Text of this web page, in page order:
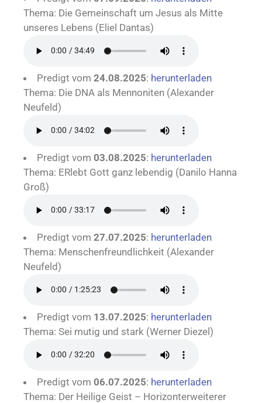
Thema: Die Gemeinschaft um Jesus als Mitte
unseres Lebens (Eliel Dantas)
Predigt vom 24.08.2025: herunterladen
Thema: Die DNA als Mennoniten (Alexander
Neufeld)
Predigt vom 03.08.2025: herunterladen
Thema: ERlebt Gott ganz lebendig (Danilo Hanna
Groß)
Predigt vom 27.07.2025: herunterladen
Thema: Menschenfreundlichkeit (Alexander
Neufeld)
Predigt vom 13.07.2025: herunterladen
Thema: Sei mutig und stark (Werner Diezel)
Predigt vom 06.07.2025: herunterladen
Thema: Der Heilige Geist – Horizonterweiterer